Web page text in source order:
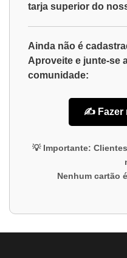
tarja superior do
Ainda não é
Aproveite e junte-se
comunidade:
✍️ Fazer
💡 Importante:
Nenhum cartão